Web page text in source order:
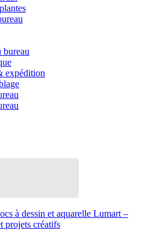
bureau
expédition
à dessin et aquarelle Lumart –
projets créatifs